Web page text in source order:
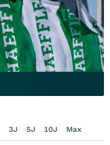
3J 5J 10J Max